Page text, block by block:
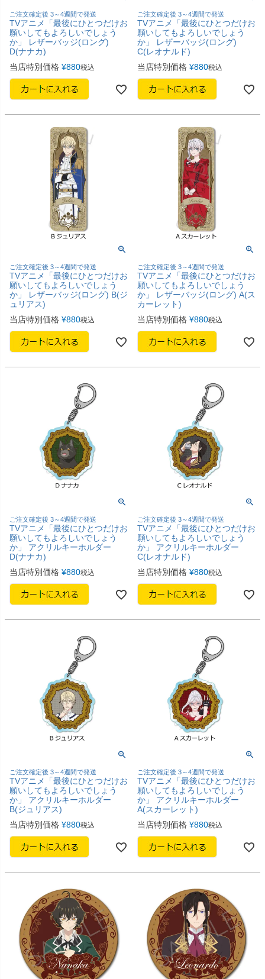
ご注文確定後 3～4週間で発送
TVアニメ「最後にひとつだけお
願いしてもよろしいでしょう
か」 レザーバッジ(ロング)
D(ナナカ)
当店特別価格 ¥880税込
ご注文確定後 3～4週間で発送
TVアニメ「最後にひとつだけお
願いしてもよろしいでしょう
か」 レザーバッジ(ロング)
C(レオナルド)
当店特別価格 ¥880税込
ご注文確定後 3～4週間で発送
TVアニメ「最後にひとつだけお
願いしてもよろしいでしょう
か」 レザーバッジ(ロング) B(ジ
ュリアス)
当店特別価格 ¥880税込
ご注文確定後 3～4週間で発送
TVアニメ「最後にひとつだけお
願いしてもよろしいでしょう
か」 レザーバッジ(ロング) A(ス
カーレット)
当店特別価格 ¥880税込
ご注文確定後 3～4週間で発送
TVアニメ「最後にひとつだけお
願いしてもよろしいでしょう
か」 アクリルキーホルダー
D(ナナカ)
当店特別価格 ¥880税込
ご注文確定後 3～4週間で発送
TVアニメ「最後にひとつだけお
願いしてもよろしいでしょう
か」 アクリルキーホルダー
C(レオナルド)
当店特別価格 ¥880税込
ご注文確定後 3～4週間で発送
TVアニメ「最後にひとつだけお
願いしてもよろしいでしょう
か」 アクリルキーホルダー
B(ジュリアス)
当店特別価格 ¥880税込
ご注文確定後 3～4週間で発送
TVアニメ「最後にひとつだけお
願いしてもよろしいでしょう
か」 アクリルキーホルダー
A(スカーレット)
当店特別価格 ¥880税込